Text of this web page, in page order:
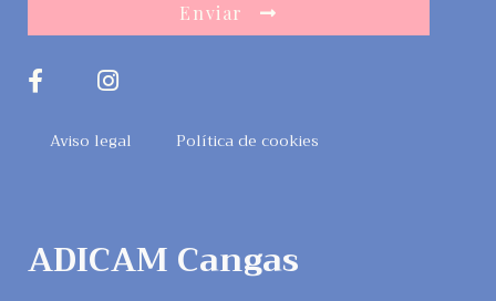
Enviar
Aviso legal Política de cookies
ADICAM Cangas